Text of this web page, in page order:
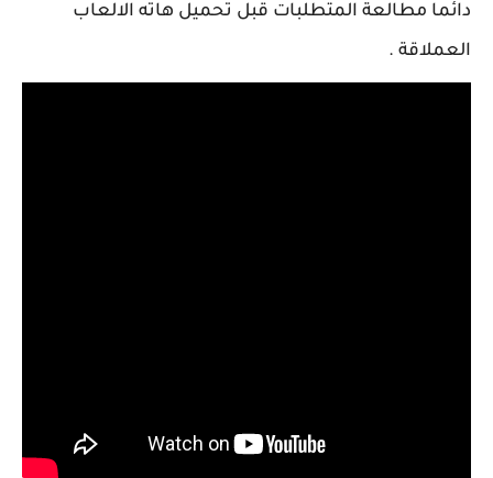
دائما مطالعة المتطلبات قبل تحميل هاته الالعاب
العملاقة .